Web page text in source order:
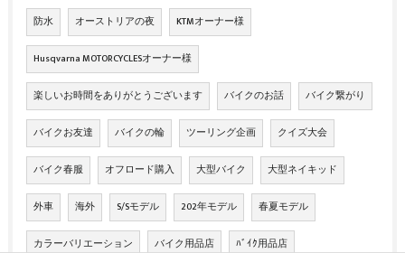
防水 オーストリアの夜 KTMオーナー様
Husqvarna MOTORCYCLESオーナー様
楽しいお時間をありがとうございます バイクのお話 バイク繋がり
バイクお友達 バイクの輪 ツーリング企画 クイズ大会
バイク春服 オフロード購入 大型バイク 大型ネイキッド
外車 海外 S/Sモデル 202年モデル 春夏モデル
カラーバリエーション バイク用品店 ﾊﾞｲｸ用品店